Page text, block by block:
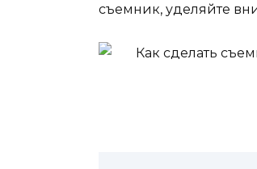
съемник, уделяйте